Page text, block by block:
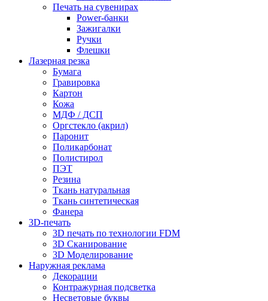
Печать на сувенирах
Power-банки
Зажигалки
Ручки
Флешки
Лазерная резка
Бумага
Гравировка
Картон
Кожа
МДФ / ДСП
Оргстекло (акрил)
Паронит
Поликарбонат
Полистирол
ПЭТ
Резина
Ткань натуральная
Ткань синтетическая
Фанера
3D-печать
3D печать по технологии FDM
3D Сканирование
3D Моделирование
Наружная реклама
Декорации
Контражурная подсветка
Несветовые буквы